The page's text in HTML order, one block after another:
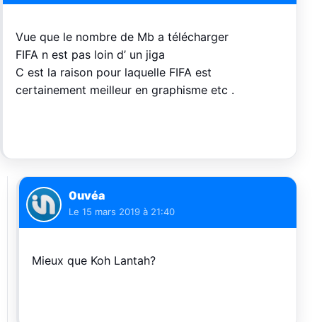
Vue que le nombre de Mb a télécharger
FIFA n est pas loin d’ un jiga
C est la raison pour laquelle FIFA est
certainement meilleur en graphisme etc .
0uvéa
Le 15 mars 2019 à 21:40
Mieux que Koh Lantah?